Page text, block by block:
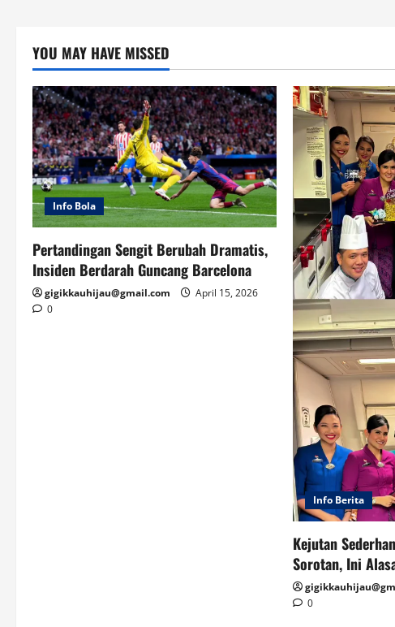
YOU MAY HAVE MISSED
Info Bola
Pertandingan Sengit Berubah Dramatis,
Insiden Berdarah Guncang Barcelona
gigikkauhijau@gmail.com
April 15, 2026
0
Info Berita
Kejutan
Sorotan, Ini
0